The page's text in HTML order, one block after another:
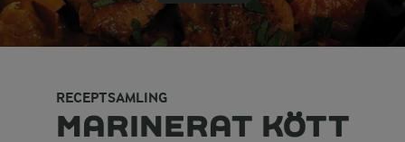
RECEPTSAMLING
MARINERAT KÖTT